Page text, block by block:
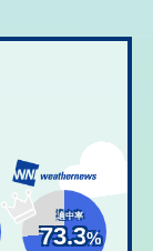
適中率
73.3%